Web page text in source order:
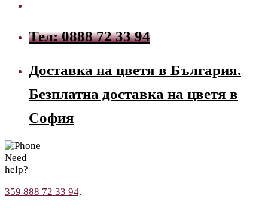
Тел: 0888 72 33 94
Доставка на цветя в България.
Безплатна доставка на цветя в
София
Need
help?
359 888 72 33 94,